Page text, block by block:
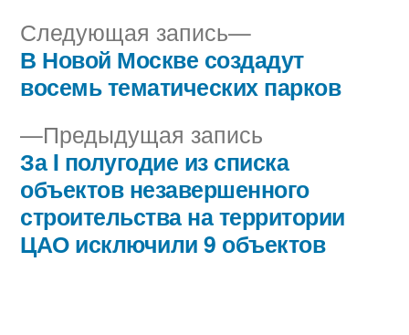
Навигация
записям
Предыдущая запись
запись:
За I полугодие из списка
объектов незавершенного
строительства на территории
ЦАО исключили 9 объектов
Следующая запись
Следующая
запись:
В Новой Москве создадут
восемь тематических парков